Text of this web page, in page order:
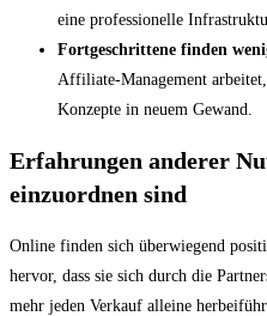
eine professionelle
Fortgeschrittene finden
Affiliate-Management
Konzepte in neuem Gewand.
Erfahrungen anderer
einzuordnen sind
Online finden sich überwiegend
hervor, dass sie sich durch die
mehr jeden Verkauf alleine